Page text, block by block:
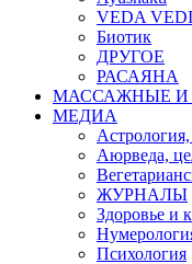
VEDA
Биотик
ДРУГОЕ
РАСАЯНА
МАССАЖНЫЕ И
МЕДИА
Аюрведа,
ЖУРНАЛЫ
Здоровье и
Психология